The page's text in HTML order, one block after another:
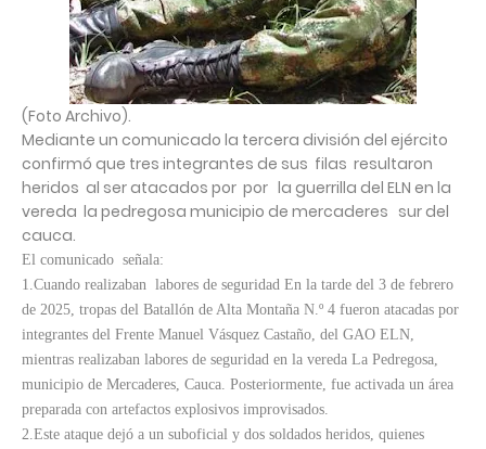
(Foto Archivo).
Mediante un comunicado la tercera división del ejército
confirmó que tres integrantes de sus filas resultaron
heridos al ser atacados por por la guerrilla del ELN en la
vereda la pedregosa municipio de mercaderes sur del
cauca.
El comunicado señala:
1.Cuando realizaban labores de seguridad En la tarde del 3 de febrero
de 2025, tropas del Batallón de Alta Montaña N.º 4 fueron atacadas por
integrantes del Frente Manuel Vásquez Castaño, del GAO ELN,
mientras realizaban labores de seguridad en la vereda La Pedregosa,
municipio de Mercaderes, Cauca. Posteriormente, fue activada un área
preparada con artefactos explosivos improvisados.
2.Este ataque dejó a un suboficial y dos soldados heridos, quienes